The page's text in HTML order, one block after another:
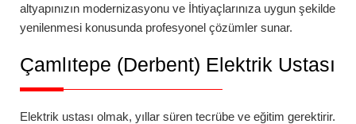
altyapınızın modernizasyonu ve İhtiyaçlarınıza uygun şekilde
yenilenmesi konusunda profesyonel çözümler sunar.
Çamlıtepe (Derbent) Elektrik Ustası
Elektrik ustası olmak, yıllar süren tecrübe ve eğitim gerektirir.